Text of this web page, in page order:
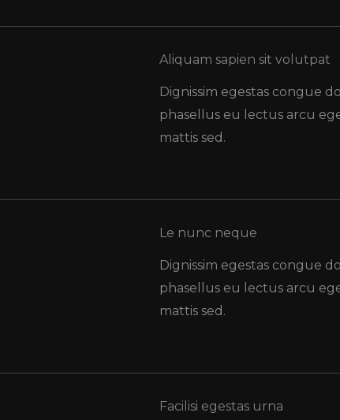
Aliquam sapien sit volutpat
Dignissim egestas congue
phasellus eu lectus arcu
mattis sed.
Le nunc neque
Dignissim egestas congue
phasellus eu lectus arcu
mattis sed.
Facilisi egestas urna